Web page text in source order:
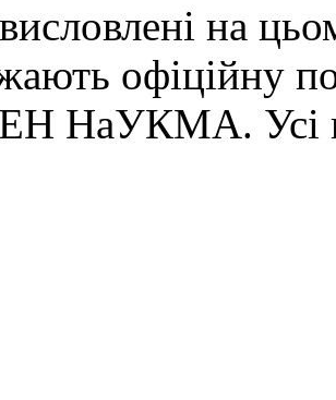
на
офіційну
НаУКМА. Усі